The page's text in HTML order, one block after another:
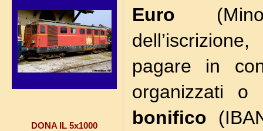
DONA IL 5x1000
Euro
pagare in
organizzati o
bonifico